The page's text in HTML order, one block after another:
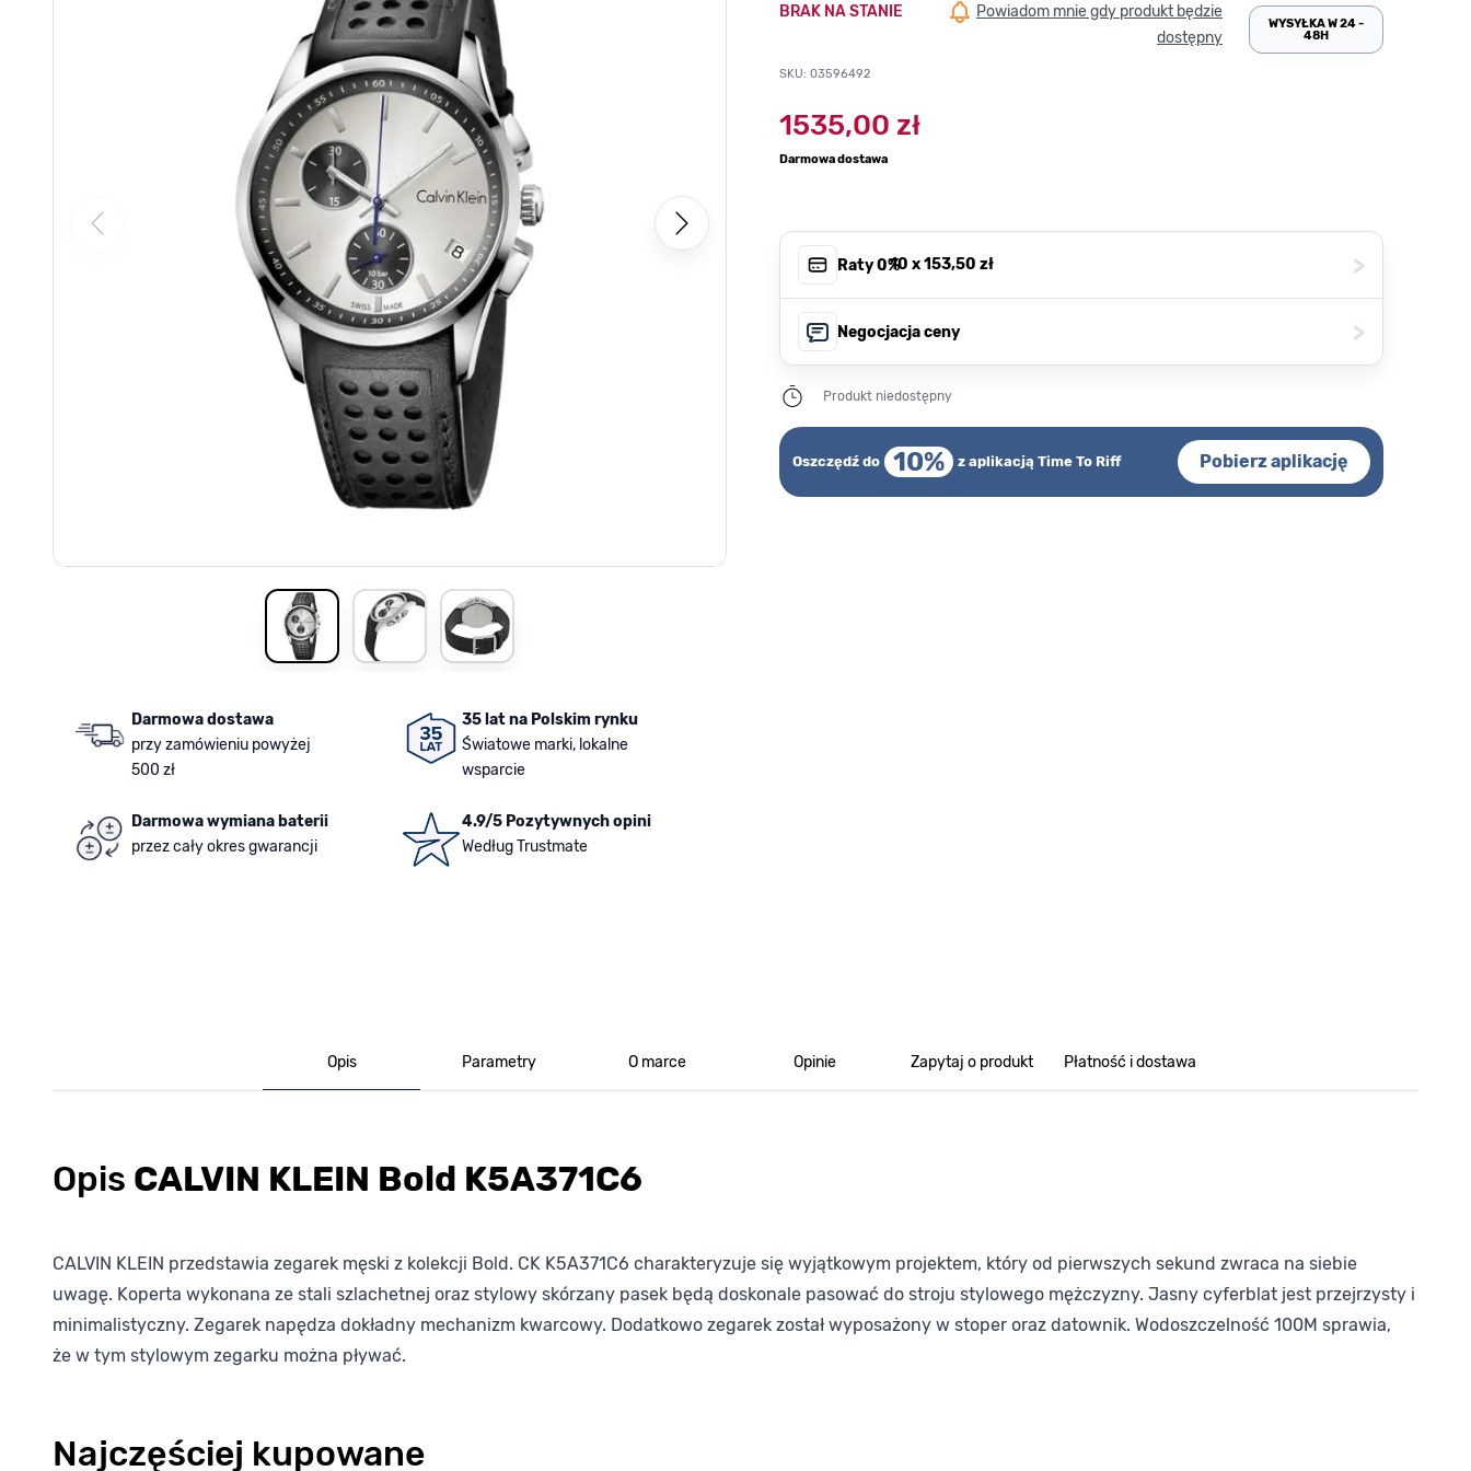
View larger imageView larger imageView larger image
Darmowa dostawa
przy zamówieniu powyżej
500 zł
35 lat na Polskim rynku
Światowe marki, lokalne
wsparcie
Darmowa wymiana baterii
przez cały okres gwarancji
4.9/5 Pozytywnych opini
Według Trustmate
BRAK NA STANIE
Powiadom mnie gdy produkt będzie
dostępny
SKU: 03596492
WYSYŁKA W 24 -
48H
1535,00 zł
Darmowa dostawa
Raty 0%, 10 x153,50 zł >
Negocjacja ceny >
Produkt niedostępny
Oszczędź do 10% z aplikacją Time To Riff Pobierz aplikację
Opis Parametry O marce Opinie Zapytaj o produkt Płatność i dostawa
Opis CALVIN KLEIN Bold K5A371C6
CALVIN KLEIN przedstawia zegarek męski z kolekcji Bold. CK K5A371C6 charakteryzuje się wyjątkowym projektem, który od pierwszych sekund zwraca na siebie
uwagę. Koperta wykonana ze stali szlachetnej oraz stylowy skórzany pasek będą doskonale pasować do stroju stylowego mężczyzny. Jasny cyferblat jest przejrzysty i
minimalistyczny. Zegarek napędza dokładny mechanizm kwarcowy. Dodatkowo zegarek został wyposażony w stoper oraz datownik. Wodoszczelność 100M sprawia,
że w tym stylowym zegarku można pływać.
Najczęściej kupowane